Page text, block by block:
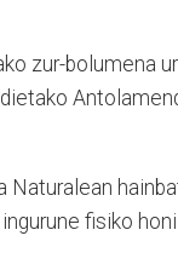
zur-bolumena
Naturalean
fisiko